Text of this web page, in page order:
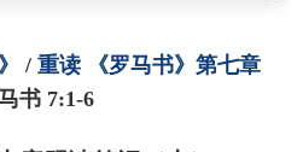
/重读 《罗马书》第七章
书 7:1-6